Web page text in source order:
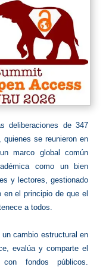
deliberaciones de 347
se reunieron en
marco global común
como un bien
y lectores, gestionado
el principio de que el
a todos.
cambio estructural en
evalúa y comparte el
con fondos públicos.